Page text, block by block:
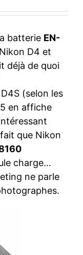
batterie EN-
D4 et
déjà de quoi
(selon les
en affiche
que Nikon
charge…
ne parle